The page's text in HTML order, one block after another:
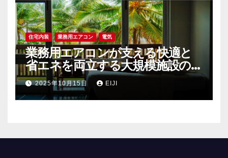
住宅内装 業務用エアコン 電気
業務用エアコンが支える快適と
省エネを両立する大規模施設の空
調戦略
2025年10月15日 EIJI